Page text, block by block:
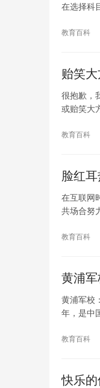
在选择科
教育百科
贻笑
很抱歉，
或贻笑大
教育百科
脸红
在互联网
共场合努
教育百科
黄浦军
黄浦军校
年，是中
教育百科
快乐